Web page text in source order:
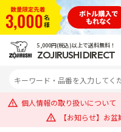
5,000円(税込)以上で送料無料！
ZOJIRUSHI DIRECT
個人情報の取り扱いについ
【お知らせ】お